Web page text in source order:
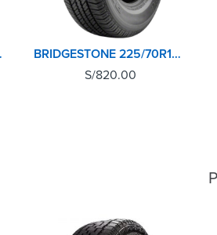
TA21
BRIDGESTONE 225/70R16 102S DULER 684II
S/820.00